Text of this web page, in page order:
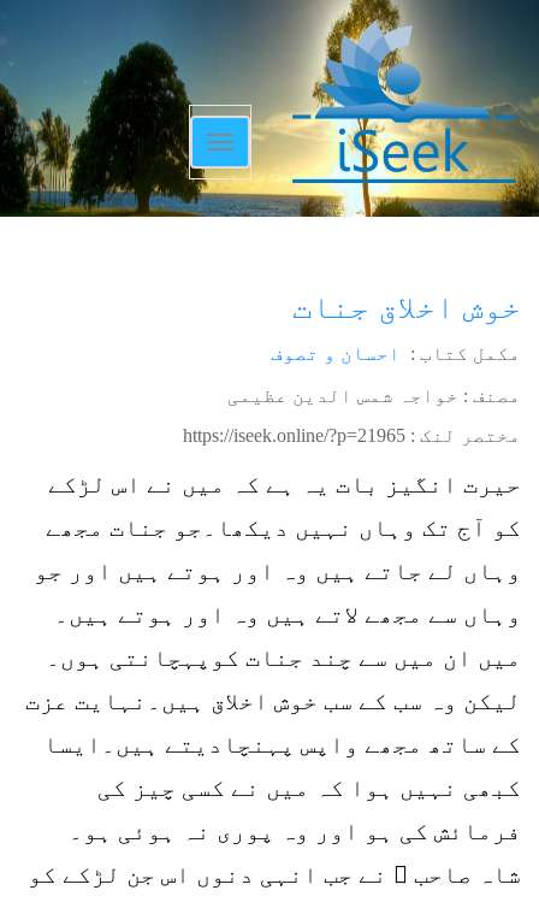
Toggle
navigation
خوش اخلاق جنات
مکمل کتاب : احسان و تصوف
مصنف : خواجہ شمس الدین عظیمی
مختصر لنک : https://iseek.online/?p=21965
حیرت انگیز بات یہ ہے کہ میں نے اس لڑکے
کو آج تک وہاں نہیں دیکھا۔جو جنات مجھے
وہاں لے جاتے ہیں وہ اور ہوتے ہیں اور جو
وہاں سے مجھے لاتے ہیں وہ اور ہوتے ہیں۔
میں ان میں سے چند جنات کوپہچانتی ہوں۔
لیکن وہ سب کے سب خوش اخلاق ہیں۔نہایت عزت
کے ساتھ مجھے واپس پہنچادیتے ہیں۔ایسا
کبھی نہیں ہوا کہ میں نے کسی چیز کی
فرمائش کی ہو اور وہ پوری نہ ہوئی ہو۔
شاہ صاحب ؒ نے جب انہی دنوں اس جن لڑکے کو